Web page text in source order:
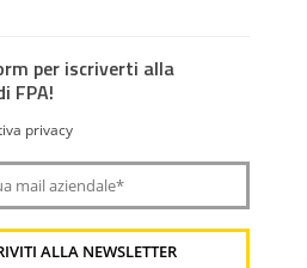
per iscriverti alla
FPA!
privacy